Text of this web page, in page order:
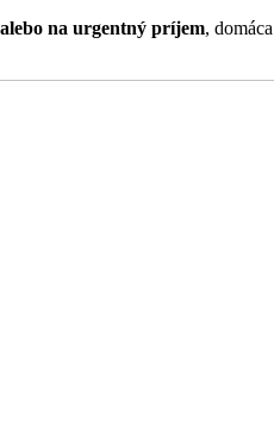
na urgentný príjem, domáca